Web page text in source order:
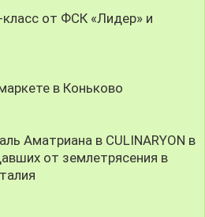
от ФСК «Лидер» и
в Коньково
Аматриана в CULINARYON в
от землетрясения в